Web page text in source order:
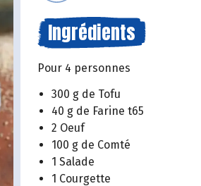
Ingrédients
Pour 4 personnes
300 g de Tofu
40 g de Farine t65
2 Oeuf
100 g de Comté
1 Salade
1 Courgette